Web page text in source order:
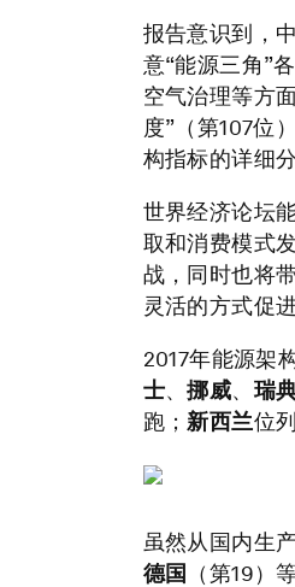
报告意识到，
意“能源三角”
空气治理等方
度”（第107位
构指标的详细分
世界经济论坛
取和消费模式
战，同时也将
灵活的方式促
2017年能源架
士、挪威、 瑞
跑； 新西兰位
虽然从国内生
德国
（第19